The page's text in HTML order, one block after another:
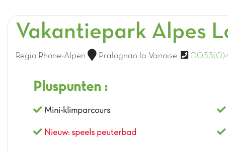
Vakantiepark Alpes
Regio Rhone-Alpen Pralognan la Vanoise
Pluspunten :
Mini-klimparcours
Nieuw: speels peuterbad